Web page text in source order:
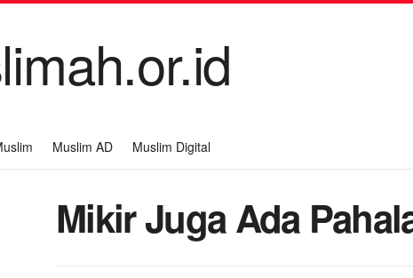
Muslim AD Muslim Digital
Mikir Juga Ada